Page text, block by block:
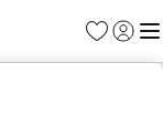
Favoritos
Iniciar